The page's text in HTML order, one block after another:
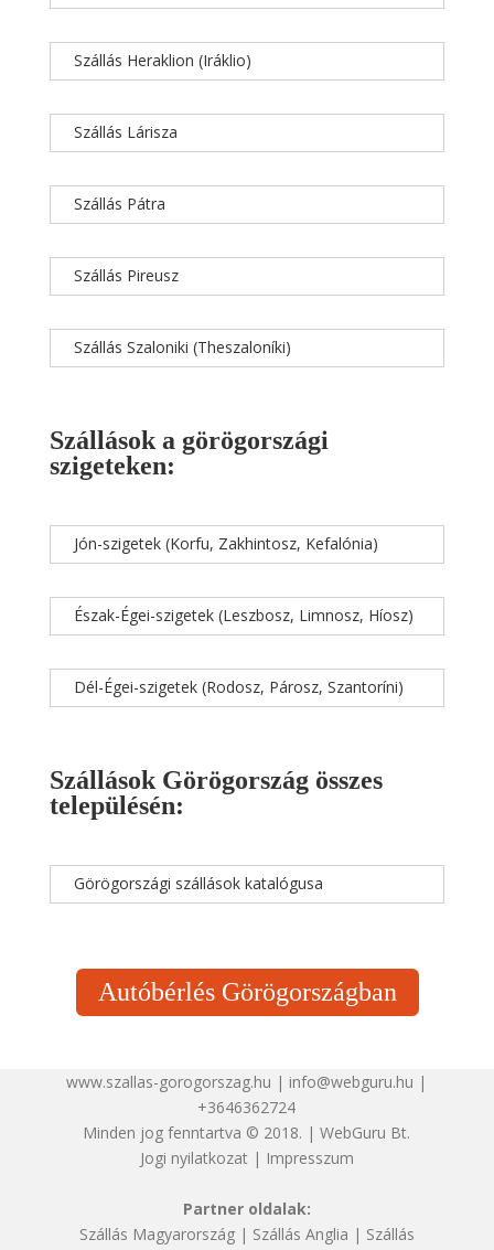
Szállás Heraklion (Iráklio)
Szállás Lárisza
Szállás Pátra
Szállás Pireusz
Szállás Szaloniki (Theszaloníki)
Szállások a görögországi
szigeteken:
Jón-szigetek (Korfu, Zakhintosz, Kefalónia)
Észak-Égei-szigetek (Leszbosz, Limnosz, Híosz)
Dél-Égei-szigetek (Rodosz, Párosz, Szantoríni)
Szállások Görögország összes
településén:
Görögországi szállások katalógusa
Autóbérlés Görögországban
www.szallas-gorogorszag.hu | info@webguru.hu |
+3646362724
Minden jog fenntartva © 2018. | WebGuru Bt.
Jogi nyilatkozat| Impresszum
Partner oldalak:
Szállás Magyarország| Szállás Anglia | Szállás